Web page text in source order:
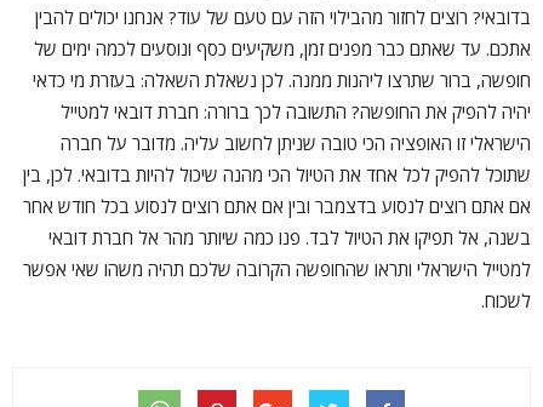
בדובאי? רוצים לחזור מהבילוי הזה עם טעם של עוד? אנחנו יכולים להבין
אתכם. עד שאתם כבר מפנים זמן, משקיעים כסף ונוסעים לכמה ימים של
חופשה, ברור שתרצו ליהנות ממנה. לכן נשאלת השאלה: בעזרת מי כדאי
יהיה להפיק את החופשה? התשובה לכך ברורה: חברת דובאי למטייל
הישראלי זו האופציה הכי טובה שניתן לחשוב עליה. מדובר על חברה
שתוכל להפיק לכל אחד את הטיול הכי מהנה שיכול להיות בדובאי. לכן, בין
אם אתם רוצים לנסוע בדצמבר ובין אם אתם רוצים לנסוע בכל חודש אחר
בשנה, אל תפיקו את הטיול לבד. פנו כמה שיותר מהר אל חברת דובאי
למטייל הישראלי ותראו שהחופשה הקרובה שלכם תהיה משהו שאי אפשר
לשכוח.